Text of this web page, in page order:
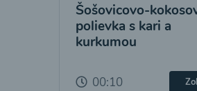
Šošovicovo-
polievka s kari a
kurkumou
00:10